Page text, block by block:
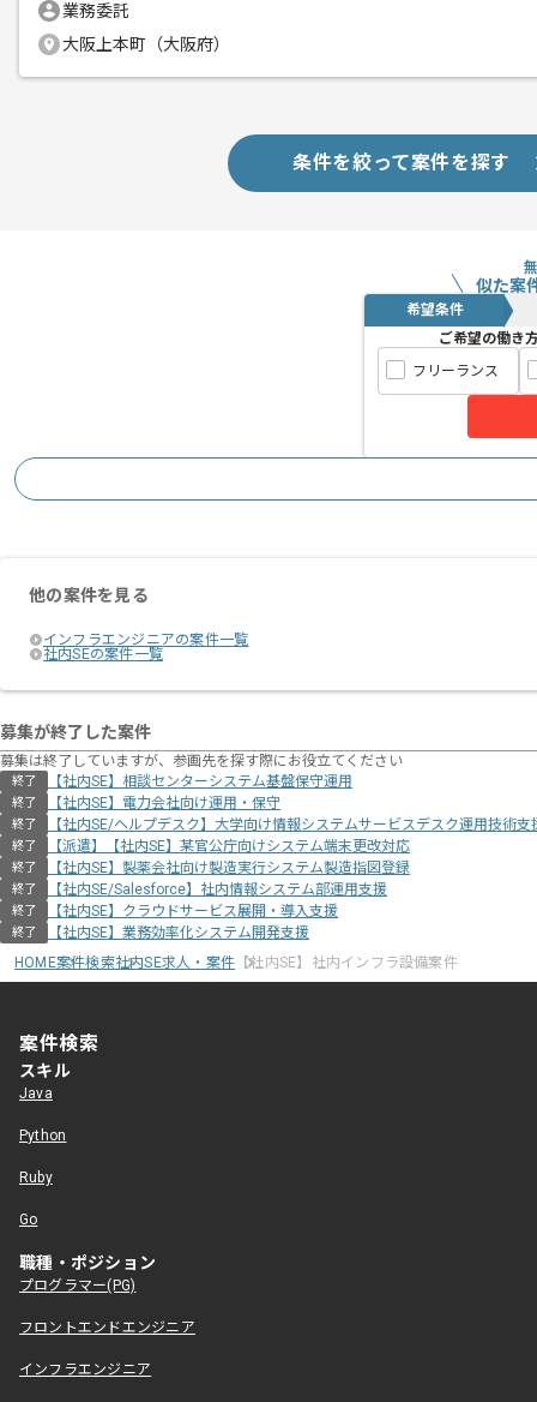
業務委託
大阪上本町（大阪府）
条件を絞って案件を探す
似た案
希望条件
ご希望の働き
フリーランス
他の案件を見る
インフラエンジニアの案件一覧
社内SEの案件一覧
募集が終了した案件
募集は終了していますが、参画先を探す際にお役立てください
終了 【社内SE】相談センターシステム基盤保守運用
終了 【社内SE】電力会社向け運用・保守
終了 【社内SE/ヘルプデスク】大学向け情報システムサービスデスク運用技術
終了 【派遣】【社内SE】某官公庁向けシステム端末更改対応
終了 【社内SE】製薬会社向け製造実行システム製造指図登録
終了 【社内SE/Salesforce】社内情報システム部運用支援
終了 【社内SE】クラウドサービス展開・導入支援
終了
【社内SE】業務効率化システム開発支援
HOME案件検索社内SE求人・案件 【社内SE】社内インフラ設備案件
案件検索
スキル
Java
Python
Ruby
Go
職種・ポジション
プログラマー(PG)
フロントエンドエンジニア
インフラエンジニア